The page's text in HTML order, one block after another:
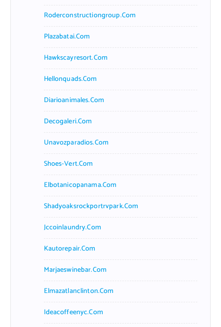
Roderconstructiongroup.com
Plazabatai.com
Hawkscayresort.com
Hellonquads.com
Diarioanimales.com
Decogaleri.com
Unavozparadios.com
Shoes-Vert.com
Elbotanicopanama.com
Shadyoaksrockportrvpark.com
Jccoinlaundry.com
Kautorepair.com
Marjaeswinebar.com
Elmazatlanclinton.com
Ideacoffeenyc.com